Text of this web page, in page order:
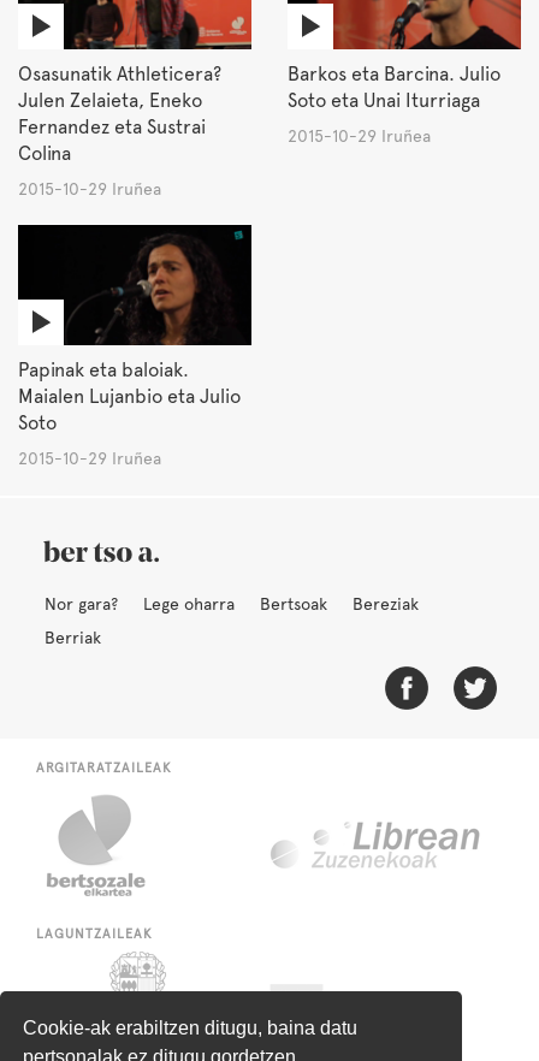
Cookie-ak erabiltzen ditugu, baina datu
pertsonalak ez ditugu gordetzen
Osasunatik Athleticera?
Julen Zelaieta, Eneko
Fernandez eta Sustrai
Colina
2015-10-29 Iruñea
Barkos eta Barcina. Julio
Soto eta Unai Iturriaga
2015-10-29 Iruñea
Papinak eta baloiak.
Maialen Lujanbio eta Julio
Soto
2015-10-29 Iruñea
Nor gara? Lege oharra Bertsoak
Bereziak
Berriak
ARGITARATZAILEAK
LAGUNTZAILEAK